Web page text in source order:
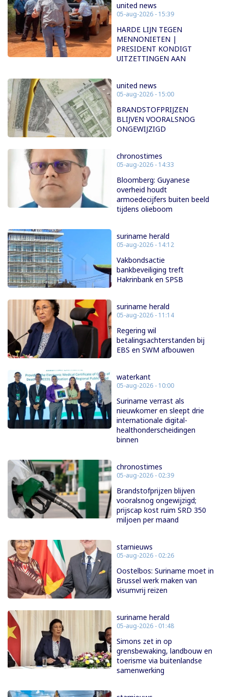
united news
05-aug-2026 - 15:39
HARDE LIJN TEGEN
MENNONIETEN |
PRESIDENT KONDIGT
UITZETTINGEN AAN
united news
05-aug-2026 - 15:00
BRANDSTOFPRIJZEN
BLIJVEN VOORALSNOG
ONGEWIJZIGD
chronostimes
05-aug-2026 - 14:33
Bloomberg: Guyanese
overheid houdt
armoedecijfers buiten beeld
tijdens olieboom
suriname herald
05-aug-2026 - 14:12
Vakbondsactie
bankbeveiliging treft
Hakrinbank en SPSB
suriname herald
05-aug-2026 - 11:14
Regering wil
betalingsachterstanden bij
EBS en SWM afbouwen
waterkant
05-aug-2026 - 10:00
Suriname verrast als
nieuwkomer en sleept drie
internationale digital-
healthonderscheidingen
binnen
chronostimes
05-aug-2026 - 02:39
Brandstofprijzen blijven
vooralsnog ongewijzigd;
prijscap kost ruim SRD 350
miljoen per maand
starnieuws
05-aug-2026 - 02:26
Oostelbos: Suriname moet in
Brussel werk maken van
visumvrij reizen
suriname herald
05-aug-2026 - 01:48
Simons zet in op
grensbewaking, landbouw en
toerisme via buitenlandse
samenwerking